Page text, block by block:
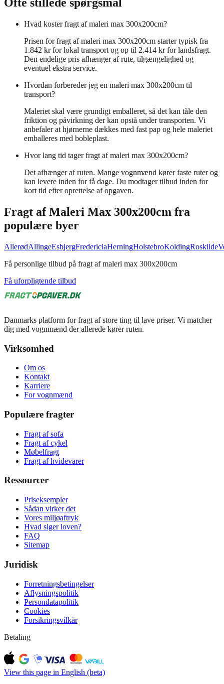
Hvad koster fragt af maleri max 300x200cm?
Prisen for fragt af maleri max 300x200cm starter typisk fra
1.842 kr for lokal transport og op til 2.414 kr for landsfragt.
Den endelige pris afhænger af rute, tilgængelighed og
eventuel ekstra service.
Hvordan forbereder jeg en maleri max 300x200cm til
transport?
Maleriet skal være grundigt emballeret, så det kan tåle den
friktion og påvirkning der kan opstå under transporten. Vi
anbefaler at hjørnerne dækkes med fast pap og hele maleriet
emballeres med bobleplast.
Hvor lang tid tager fragt af maleri max 300x200cm?
Det afhænger af ruten. Mange vognmænd kører faste ruter og
kan levere inden for få dage. Du modtager tilbud inden for
kort tid efter oprettelse af opgaven.
Fragt afMaleri Max 300x200cm fra
populære byer
AllerødAllingeEsbjergFredericiaHerningHolstebroKoldingRoskilde
Få personlige tilbud på fragt af maleri max 300x200cm
Få uforpligtende tilbud
Danmarks platform for fragt af store ting til lave priser. Vi matcher
dig med vognmænd der allerede kører ruten.
Virksomhed
Om os
Kontakt
Karriere
For vognmænd
Populære fragter
Fragt af sofa
Fragt af cykel
Møbelfragt
Fragt af hvidevarer
Ressourcer
Priseksempler
Sådan virker det
Vores miljøaftryk
Hvad siger loven?
FAQ
Sitemap
Juridisk
Forretningsbetingelser
Aflysningspolitik
Persondatapolitik
Cookies
Forsikringsvilkår
Betaling
View this page in English (beta)